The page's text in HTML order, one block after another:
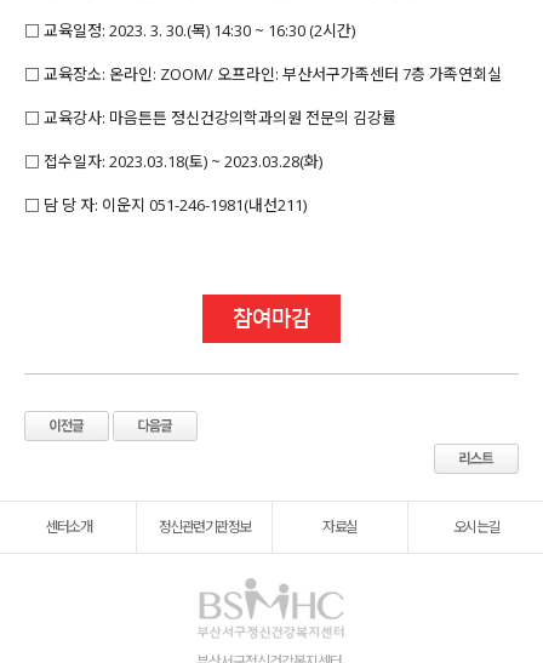
□ 교육일정: 2023. 3. 30.(목) 14:30 ~ 16:30 (2시간)
□ 교육장소: 온라인: ZOOM/ 오프라인: 부산서구가족센터 7층 가족연회실
□ 교육강사: 마음튼튼 정신건강의학과의원 전문의 김강률
□ 접수일자: 2023.03.18(토) ~ 2023.03.28(화)
□ 담 당 자: 이운지 051-246-1981(내선211)
참여마감
센터소개 정신관련기관정보 자료실 오시는길